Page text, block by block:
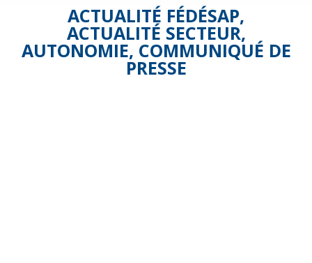
ACTUALITÉ FÉDÉSAP,
ACTUALITÉ SECTEUR,
AUTONOMIE, COMMUNIQUÉ DE
PRESSE